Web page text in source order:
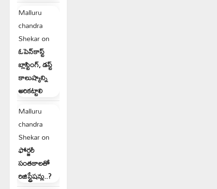
Malluru
chandra
Shekaron
ఓపెన్‌కాస్ట్
బ్లాస్టింగ్, డస్ట్
కాలుష్యాన్ని
అరికట్టాలి
Malluru
chandra
Shekaron
ఫోర్జరీ
సంతకాలతో
రిజిస్ట్రేషన్లు..?